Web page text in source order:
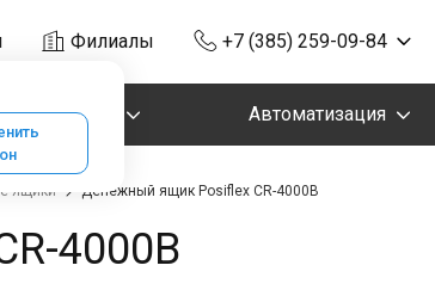
Филиалы +7 (385) 259-09-84
Маркировка Автоматизация
ящики Денежный ящик Posiflex CR-4000B
4000B